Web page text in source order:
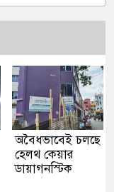
অবৈধভাবেই চলছে
হেলথ কেয়ার
ডায়াগনস্টিক